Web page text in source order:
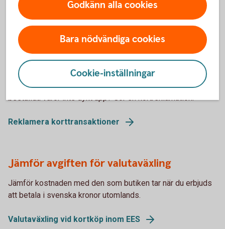
Ring +46 8 411 10 11 för att spärra ditt kort
Reklamera korttransaktioner
Har det blivit draget två gånger för ett köp eller har dina
Reklamera korttransaktioner
Jämför avgiften för valutaväxling
Jämför kostnaden med den som butiken tar när du erbjuds
att betala i svenska kronor utomlands.
Valutaväxling vid kortköp inom EES
Godkänn alla cookies
Bara nödvändiga cookies
Cookie-inställningar